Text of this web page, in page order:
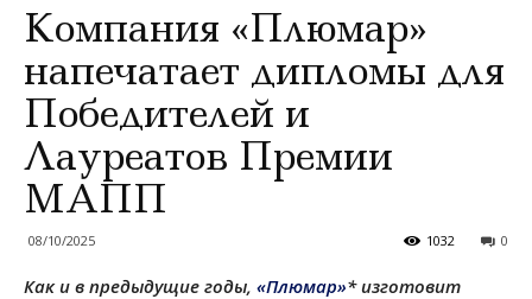
Компания «Плюмар»
напечатает дипломы для
Победителей и
Лауреатов Премии
МАПП
08/10/2025 0
1032
Как и в предыдущие годы, «Плюмар»* изготовит